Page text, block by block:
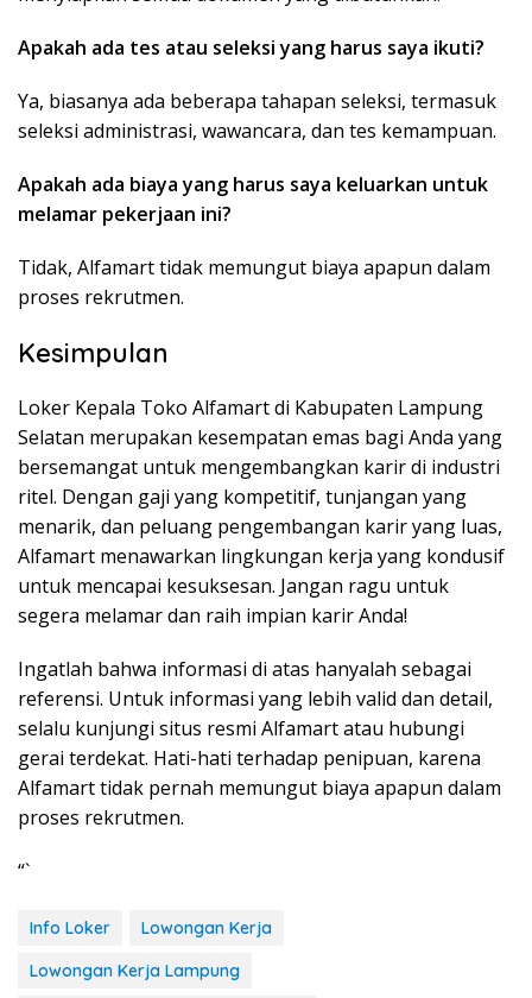
Apakah ada tes atau seleksi yang harus saya ikuti?
Ya, biasanya ada beberapa tahapan seleksi, termasuk
seleksi administrasi, wawancara, dan tes kemampuan.
Apakah ada biaya yang harus saya keluarkan untuk
melamar pekerjaan ini?
Tidak, Alfamart tidak memungut biaya apapun dalam
proses rekrutmen.
Kesimpulan
Loker Kepala Toko Alfamart di Kabupaten Lampung
Selatan merupakan kesempatan emas bagi Anda yang
bersemangat untuk mengembangkan karir di industri
ritel. Dengan gaji yang kompetitif, tunjangan yang
menarik, dan peluang pengembangan karir yang luas,
Alfamart menawarkan lingkungan kerja yang kondusif
untuk mencapai kesuksesan. Jangan ragu untuk
segera melamar dan raih impian karir Anda!
Ingatlah bahwa informasi di atas hanyalah sebagai
referensi. Untuk informasi yang lebih valid dan detail,
selalu kunjungi situs resmi Alfamart atau hubungi
gerai terdekat. Hati-hati terhadap penipuan, karena
Alfamart tidak pernah memungut biaya apapun dalam
proses rekrutmen.
“`
Info Loker
Lowongan Kerja
Lowongan Kerja Lampung